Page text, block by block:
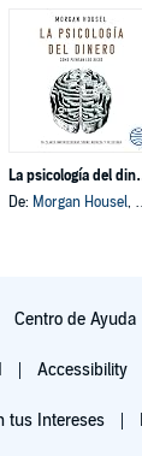
La
De: Morgan Housel, y otros
Centro de Ayuda
Accessibility
tus Intereses